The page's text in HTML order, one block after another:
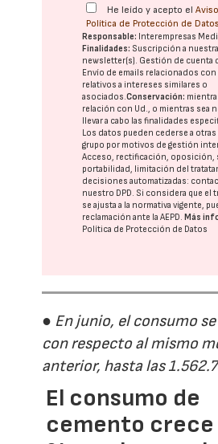
He leído y acepto el
Política de Protección de Datos
Responsable: Interempresas
Finalidades: Suscripción a
newsletter(s). Gestión de cuenta
Envío de emails relacionados con
relativos a intereses similares o
asociados.Conservación:
relación con Ud., o mientras sea
llevar a cabo las finalidades
Los datos pueden cederse a otras
grupo por motivos de gestión
Acceso, rectificación, oposición,
portabilidad, limitación del
decisiones automatizadas:
nuestro DPD. Si considera que el
se ajusta a la normativa vigente,
reclamación ante laAEPD. Más
Política de Protección de Datos
● En junio, el consumo
con respecto al mismo
anterior, hasta las
El consumo de
cemento crece